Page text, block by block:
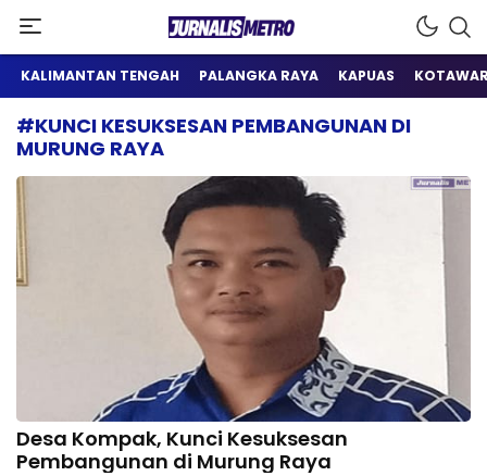
Jurnalis Metro
Satu Wadah Informasi
KALIMANTAN TENGAH PALANGKA RAYA KAPUAS
#KUNCI KESUKSESAN PEMBANGUNAN DI
MURUNG RAYA
Desa Kompak, Kunci Kesuksesan
Pembangunan di Murung Raya